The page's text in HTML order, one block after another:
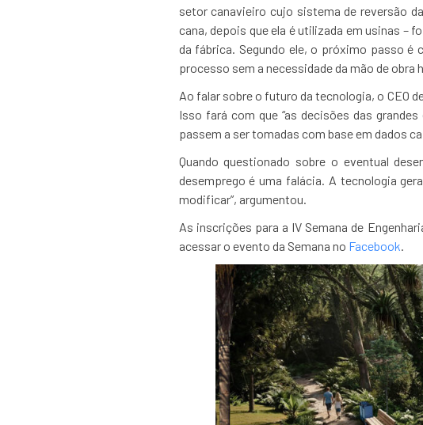
setor canavieiro cujo sistema de reversão
cana, depois que ela é utilizada em usinas –
da fábrica. Segundo ele, o próximo passo é
processo sem a necessidade da mão de obra
Ao falar sobre o futuro da tecnologia, o CEO
Isso fará com que “as decisões das
passem a ser tomadas com base em dados
Quando questionado sobre o eventual
desemprego é uma falácia. A tecnologia
modificar”, argumentou.
As inscrições para a IV Semana de
acessar o evento da Semana no Facebook.